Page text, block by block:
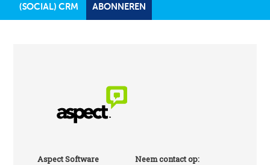
(SOCIAL) CRM ABONNEREN
Aspect Software
Neem contact op: